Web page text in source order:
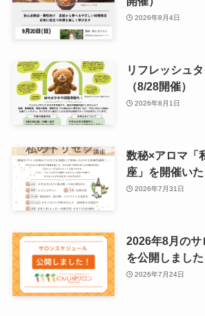
2026年8月4日
リフレッシュ
（8/28開催）
2026年8月1日
数秘×アロマ「
座」を開催いた
2026年7月31日
2026年8月のサ
を公開しまし
2026年7月24日